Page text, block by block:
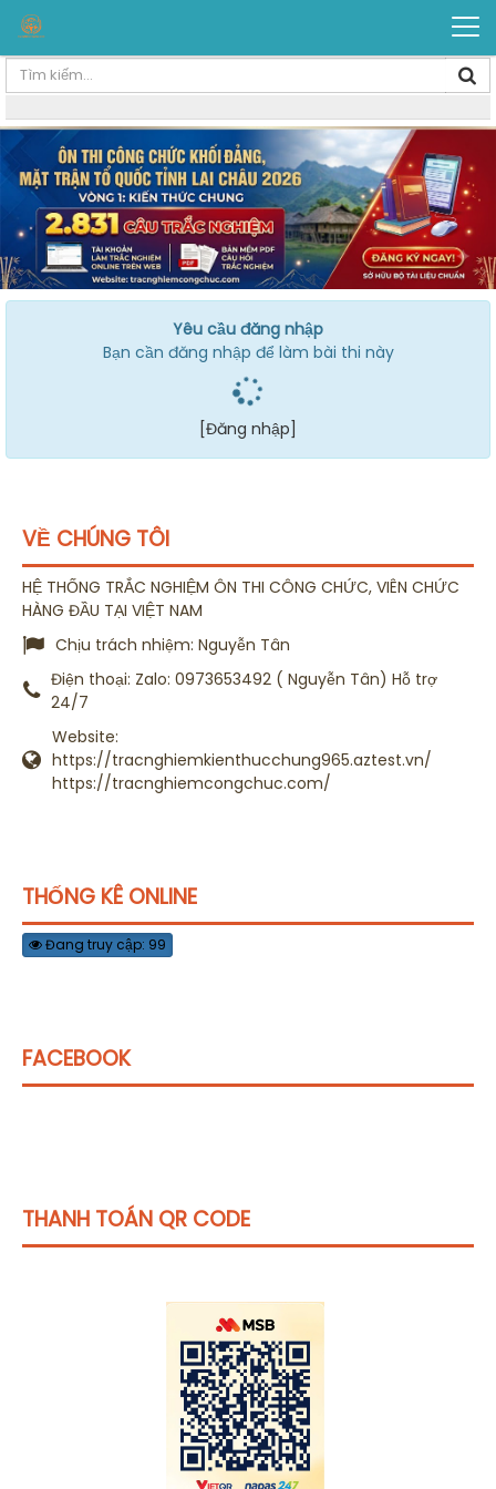
Yêu cầu đăng nhập
Bạn cần đăng nhập để làm bài thi này
[Đăng nhập]
VỀ CHÚNG TÔI
HỆ THỐNG TRẮC NGHIỆM ÔN THI CÔNG CHỨC, VIÊN CHỨC
HÀNG ĐẦU TẠI VIỆT NAM
Chịu trách nhiệm: Nguyễn Tân
Điện thoại: Zalo: 0973653492 ( Nguyễn Tân) Hỗ trợ
24/7
Website:
https://tracnghiemkienthucchung965.aztest.vn/
https://tracnghiemcongchuc.com/
THỐNG KÊ ONLINE
Đang truy cập: 99
FACEBOOK
THANH TOÁN QR CODE